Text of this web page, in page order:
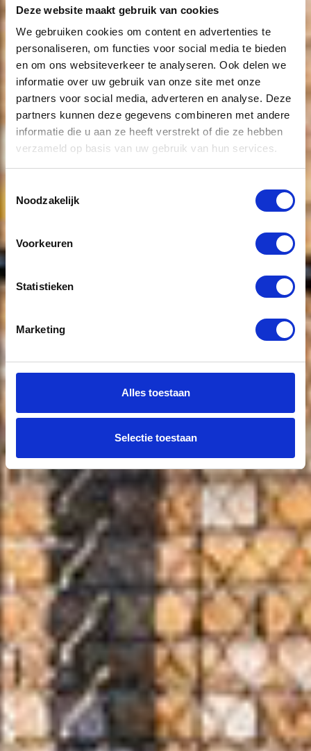
Deze website maakt gebruik van cookies
We gebruiken cookies om content en advertenties te
personaliseren, om functies voor social media te bieden
en om ons websiteverkeer te analyseren. Ook delen we
informatie over uw gebruik van onze site met onze
partners voor social media, adverteren en analyse. Deze
partners kunnen deze gegevens combineren met andere
informatie die u aan ze heeft verstrekt of die ze hebben
verzameld op basis van uw gebruik van hun services.
Noodzakelijk
Voorkeuren
Statistieken
Marketing
Alles toestaan
Selectie toestaan
Bungalow te
huur nabij
Den Bosch